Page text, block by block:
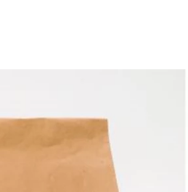
DIVERSE
FRUGTRULLER